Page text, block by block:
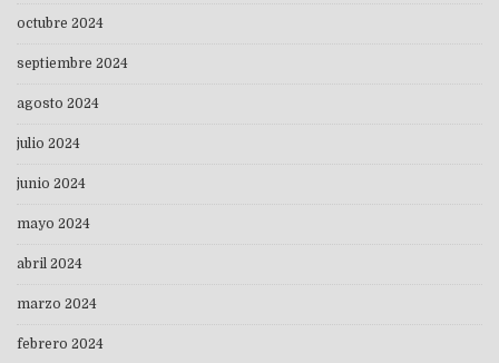
octubre 2024
septiembre 2024
agosto 2024
julio 2024
junio 2024
mayo 2024
abril 2024
marzo 2024
febrero 2024